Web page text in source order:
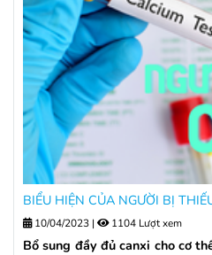
BIỂU HIỆN CỦA NGƯỜI BỊ
10/04/2023 | 1104 Lượt xem
Bổ sung đầy đủ canxi cho cơ